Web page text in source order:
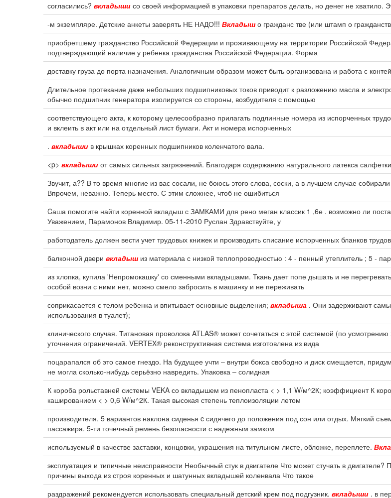
согласились? вкладыши со своей информацией в упаковки препаратов делать, но денег не хватило.
-м экземпляре. Детские анкеты заверять НЕ НАДО!!! Вкладышо гражданс тве (или штамп о
приобретшему гражданство Российской Федерации и проживающему на территории Российской
подтверждающий наличие у ребенка гражданства Российской Федерации. Форма
доставку груза до порта назначения. Аналогичным образом может быть организована и работа с
Длительное протекание даже небольших подшипниковых токов приводит к разложению масла и
обычно подшипник генератора изолируется со стороны, возбудителя с помощью
соответствующего акта, к которому целесообразно прилагать подлинные номера из испорченных
и вклеить в акт или на отдельный лист бумаги. Акт и номера испорченных
. вкладыши в крышках коренных подшипников коленчатого вала.
<p> вкладыши от самых сильных загрязнений. Благодаря содержанию натурального латекса
Звучит, а?? В то время многие из вас сосали, не боюсь этого слова, соски, а в лучшем случае собирали
Впрочем, неважно. Теперь место. С этим сложнее, чтоб не ошибиться
Cаша помогите найти коренной вкладыш с ЗАМКАМИ для рено меган классик 1 ,6е . возможно ли
Уважением, Парамонов Владимир. 05-11-2010 Руслан Здравствуйте, у
работодатель должен вести учет трудовых книжек и производить списание испорченных бланков
балконной двери вкладышиз материала с низкой теплопроводностью : 4 - пенный утеплитель ; 5 -
из хлопка, купила 'Непромокашку' со сменными вкладышами. Ткань дает попе дышать и не
особой возни с ними нет, можно смело забросить в машинку и не переживать
соприкасается с телом ребенка и впитывает основные выделения; вкладыша . Они задерживают
использования в туалет);
клинического случая. Титановая проволока ATLAS® может сочетаться с этой системой (по
уточнения ограничений. VERTEX® реконструктивная система изготовлена из вида
поцарапался об это самое гнездо. На будущее учти – внутри бокса свободно и диск смещается,
не могла сколько-нибудь серьёзно навредить. Упаковка – солидная
К короба рольставней системы VEKA со вкладышем из пенопласта < > 1,1 W/м^2К; коэффициент К
кашированием < > 0,6 W/м^2К. Такая высокая степень теплоизоляции летом
производителя. 5 вариантов наклона сиденья c сидячего до положения под сон или отдых. Мягкий
пассажира. 5-ти точечный ремень безопасности с надежным замком
используемый в качестве заставки, концовки, украшения на титульном листе, обложке, переплете.
эксплуатация и типичные неисправности Необычный стук в двигателе Что может стучать в двигателе?
причины выхода из строя коренных и шатунных вкладышей коленвала Что такое
раздражений рекомендуется использовать специальный детский крем под подгузник. вкладыши . в